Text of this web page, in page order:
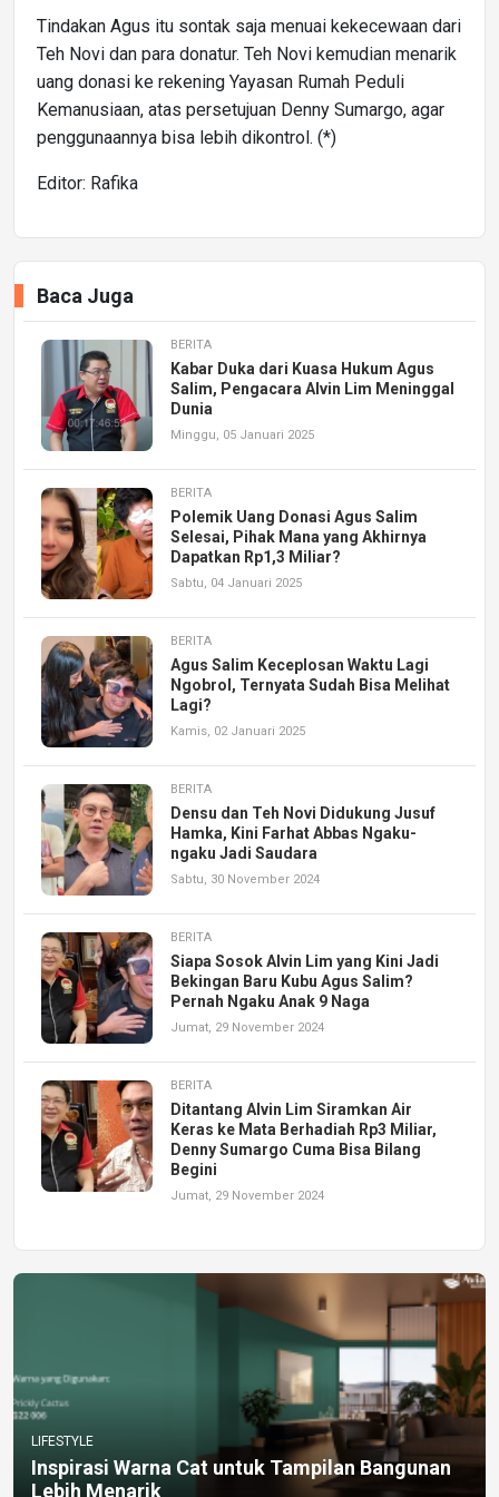
Tindakan Agus itu sontak saja menuai kekecewaan dari
Teh Novi dan para donatur. Teh Novi kemudian menarik
uang donasi ke rekening Yayasan Rumah Peduli
Kemanusiaan, atas persetujuan Denny Sumargo, agar
penggunaannya bisa lebih dikontrol. (*)
Editor: Rafika
Baca Juga
BERITA
Kabar Duka dari Kuasa Hukum Agus
Salim, Pengacara Alvin Lim Meninggal
Dunia
Minggu, 05 Januari 2025
BERITA
Polemik Uang Donasi Agus Salim
Selesai, Pihak Mana yang Akhirnya
Dapatkan Rp1,3 Miliar?
Sabtu, 04 Januari 2025
BERITA
Agus Salim Keceplosan Waktu Lagi
Ngobrol, Ternyata Sudah Bisa Melihat
Lagi?
Kamis, 02 Januari 2025
BERITA
Densu dan Teh Novi Didukung Jusuf
Hamka, Kini Farhat Abbas Ngaku-
ngaku Jadi Saudara
Sabtu, 30 November 2024
BERITA
Siapa Sosok Alvin Lim yang Kini Jadi
Bekingan Baru Kubu Agus Salim?
Pernah Ngaku Anak 9 Naga
Jumat, 29 November 2024
BERITA
Ditantang Alvin Lim Siramkan Air
Keras ke Mata Berhadiah Rp3 Miliar,
Denny Sumargo Cuma Bisa Bilang
Begini
Jumat, 29 November 2024
LIFESTYLE
Inspirasi Warna Cat untuk Tampilan Bangunan
Lebih Menarik